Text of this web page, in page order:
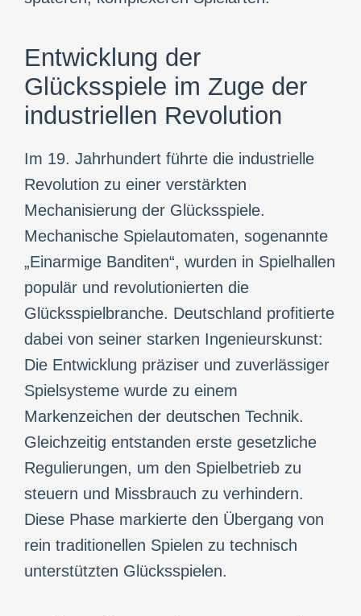
Entwicklung der
Glücksspiele im Zuge der
industriellen Revolution
Im 19. Jahrhundert führte die industrielle
Revolution zu einer verstärkten
Mechanisierung der Glücksspiele.
Mechanische Spielautomaten, sogenannte
„Einarmige Banditen“, wurden in Spielhallen
populär und revolutionierten die
Glücksspielbranche. Deutschland profitierte
dabei von seiner starken Ingenieurskunst:
Die Entwicklung präziser und zuverlässiger
Spielsysteme wurde zu einem
Markenzeichen der deutschen Technik.
Gleichzeitig entstanden erste gesetzliche
Regulierungen, um den Spielbetrieb zu
steuern und Missbrauch zu verhindern.
Diese Phase markierte den Übergang von
rein traditionellen Spielen zu technisch
unterstützten Glücksspielen.